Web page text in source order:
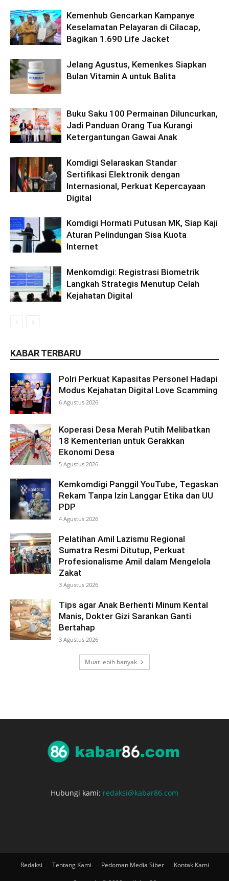
Kemenhub Gencarkan Kampanye
Keselamatan Pelayaran di Cilacap,
Bagikan 1.690 Life Jacket
Jelang Agustus, Kemenkes Siapkan
Bulan Vitamin A untuk Balita
Buku Saku 100 Permainan Diluncurkan,
Jadi Panduan Orang Tua Kurangi
Ketergantungan Gawai Anak
Komdigi Selaraskan Standar
Sertifikasi Elektronik dengan
Internasional, Perkuat Kepercayaan
Digital
Komdigi Hormati Putusan MK, Siap Kaji
Aturan Pelindungan Sisa Kuota
Internet
Menkomdigi: Registrasi Biometrik
Langkah Strategis Menutup Celah
Kejahatan Digital
KABAR TERBARU
Polri Perkuat Kapasitas Personel Hadapi
Modus Kejahatan Digital Love Scamming
6 Agustus 2026
Koperasi Desa Merah Putih Melibatkan
18 Kementerian untuk Gerakkan
Ekonomi Desa
5 Agustus 2026
Kemkomdigi Panggil YouTube, Tegaskan
Rekam Tanpa Izin Langgar Etika dan UU
PDP
4 Agustus 2026
Pelatihan Amil Lazismu Regional
Sumatra Resmi Ditutup, Perkuat
Profesionalisme Amil dalam Mengelola
Zakat
3 Agustus 2026
Tips agar Anak Berhenti Minum Kental
Manis, Dokter Gizi Sarankan Ganti
Bertahap
3 Agustus 2026
Muat lebih banyak
Hubungi kami: redaksi@kabar86.com
Redaksi Tentang Kami Pedoman Media Siber Kontak Kami